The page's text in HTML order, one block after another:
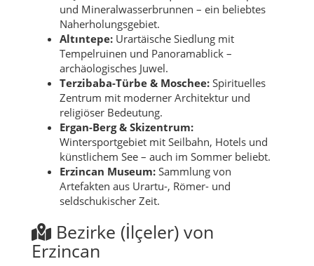
und Mineralwasserbrunnen – ein beliebtes
Naherholungsgebiet.
Altıntepe: Urartäische Siedlung mit
Tempelruinen und Panoramablick –
archäologisches Juwel.
Terzibaba-Türbe & Moschee: Spirituelles
Zentrum mit moderner Architektur und
religiöser Bedeutung.
Ergan-Berg & Skizentrum:
Wintersportgebiet mit Seilbahn, Hotels und
künstlichem See – auch im Sommer beliebt.
Erzincan Museum: Sammlung von
Artefakten aus Urartu-, Römer- und
seldschukischer Zeit.
Bezirke (İlçeler) von
Erzincan